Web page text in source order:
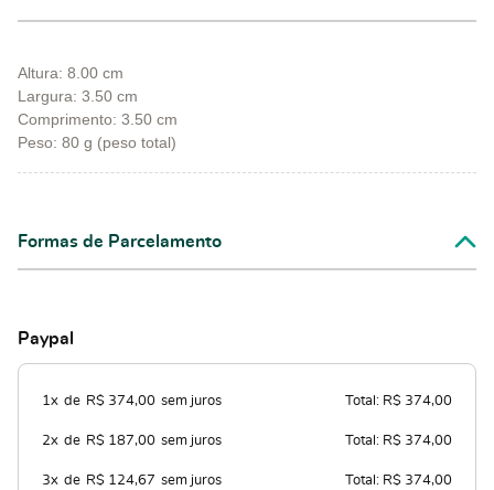
Altura: 8.00 cm
Largura: 3.50 cm
Comprimento: 3.50 cm
Peso: 80 g (peso total)
Formas de Parcelamento
Paypal
1x de R$ 374,00 sem juros Total: R$ 374,00
2x de R$ 187,00 sem juros Total: R$ 374,00
3x de R$ 124,67 sem juros Total: R$ 374,00